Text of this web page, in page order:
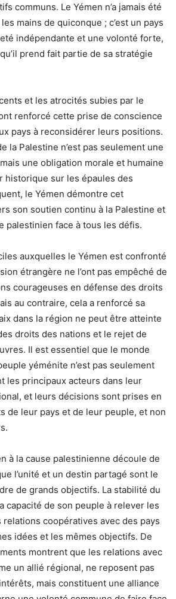
communs. Le Yémen n’a jamais été
mains de quiconque ; c’est un pays
indépendante et une volonté forte,
prend fait partie de sa stratégie
et les atrocités subies par le
renforcé cette prise de conscience
pays à reconsidérer leurs positions.
la Palestine n’est pas seulement une
une obligation morale et humaine
historique sur les épaules des
le Yémen démontre cet
son soutien continu à la Palestine et
palestinien face à tous les défis.
auxquelles le Yémen est confronté
étrangère ne l’ont pas empêché de
courageuses en défense des droits
au contraire, cela a renforcé sa
dans la région ne peut être atteinte
droits des nations et le rejet de
Il est essentiel que le monde
yéménite n’est pas seulement
les principaux acteurs dans leur
et leurs décisions sont prises en
de leur pays et de leur peuple, et non
à la cause palestinienne découle de
l’unité et un destin partagé sont le
de grands objectifs. La stabilité du
capacité de son peuple à relever les
coopératives avec des pays
idées et les mêmes objectifs. De
montrent que les relations avec
un allié régional, ne reposent pas
mais constituent une alliance